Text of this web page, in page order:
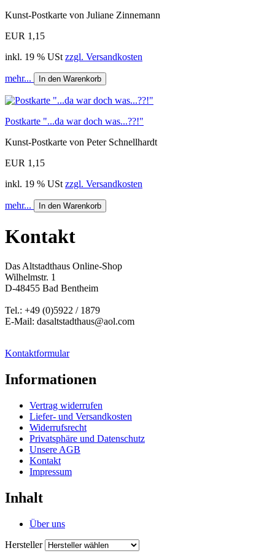
Kunst-Postkarte von Juliane Zinnemann
EUR 1,15
inkl. 19 % USt zzgl. Versandkosten
mehr... In den Warenkorb
Postkarte "...da war doch was...??!"
Kunst-Postkarte von Peter Schnellhardt
EUR 1,15
inkl. 19 % USt zzgl. Versandkosten
mehr... In den Warenkorb
Kontakt
Das Altstadthaus Online-Shop
Wilhelmstr. 1
D-48455 Bad Bentheim
Tel.: +49 (0)5922 / 1879
E-Mail: dasaltstadthaus@aol.com
Kontaktformular
Informationen
Vertrag widerrufen
Liefer- und Versandkosten
Widerrufsrecht
Privatsphäre und Datenschutz
Unsere AGB
Kontakt
Impressum
Inhalt
Über uns
Hersteller